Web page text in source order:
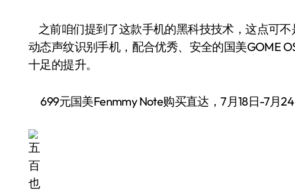
之前咱们提到了这款手机的黑科技技术，这点可
动态声纹识别手机，配合优秀、安全的国美GOME
十足的提升。
699元国美Fenmmy Note购买直达，7月18日-7月